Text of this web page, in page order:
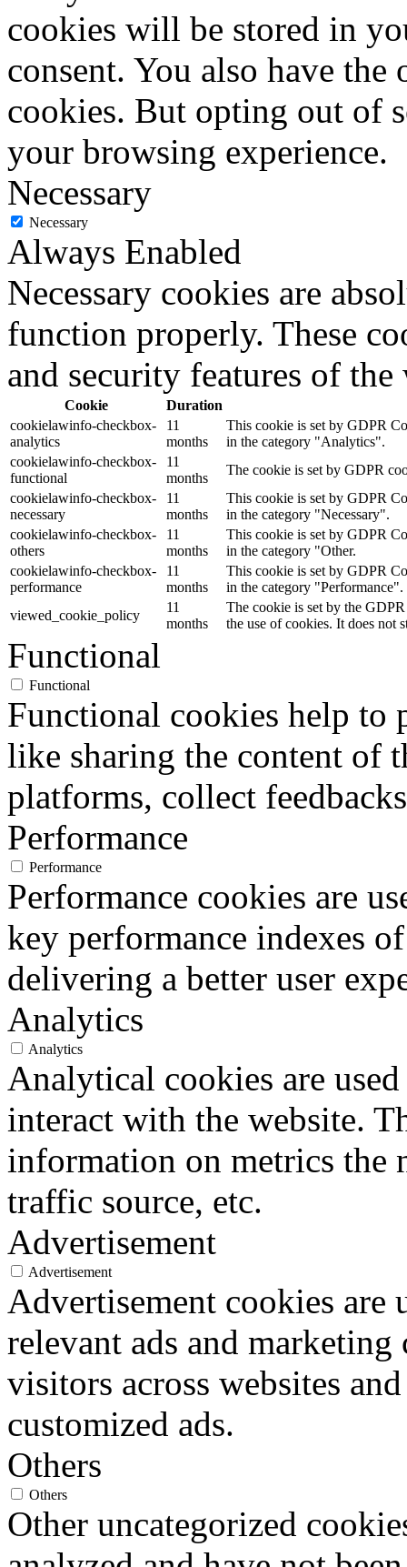
cookies will be stored in
consent. You also have
cookies. But opting out of
your browsing experience.
Necessary
Necessary
Always Enabled
Necessary cookies are
function properly. These
and security features of
Cookie
Duration
cookielawinfo-checkbox-
analytics
11
months
This cookie is set by GDPR
in the category "Analytics".
cookielawinfo-checkbox-
functional
11
months
The cookie is set by GDPR
cookielawinfo-checkbox-
necessary
11
months
This cookie is set by GDPR
in the category "Necessary".
cookielawinfo-checkbox-
others
11
months
This cookie is set by GDPR
in the category "Other.
cookielawinfo-checkbox-
performance
11
months
This cookie is set by GDPR
in the category "Performance".
viewed_cookie_policy
11
months
The cookie is set by the
the use of cookies. It does not
Functional
Functional
Functional cookies help to
like sharing the content of
platforms, collect
Performance
Performance
Performance cookies are
key performance indexes
delivering a better user
Analytics
Analytics
Analytical cookies are
interact with the website.
information on metrics the
traffic source, etc.
Advertisement
Advertisement
Advertisement cookies
relevant ads and marketing
visitors across websites
customized ads.
Others
Others
Other uncategorized